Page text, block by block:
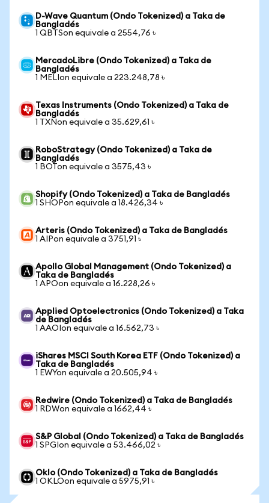
D-Wave Quantum (Ondo Tokenized) a Taka de
Bangladés
1 QBTSon equivale a 2554,76 ৳
MercadoLibre (Ondo Tokenized) a Taka de
Bangladés
1 MELIon equivale a 223.248,78 ৳
Texas Instruments (Ondo Tokenized) a Taka de
Bangladés
1 TXNon equivale a 35.629,61 ৳
RoboStrategy (Ondo Tokenized) a Taka de
Bangladés
1 BOTon equivale a 3575,43 ৳
Shopify (Ondo Tokenized) a Taka de Bangladés
1 SHOPon equivale a 18.426,34 ৳
Arteris (Ondo Tokenized) a Taka de Bangladés
1 AIPon equivale a 3751,91 ৳
Apollo Global Management (Ondo Tokenized) a
Taka de Bangladés
1 APOon equivale a 16.228,26 ৳
Applied Optoelectronics (Ondo Tokenized) a Taka
de Bangladés
1 AAOIon equivale a 16.562,73 ৳
iShares MSCI South Korea ETF (Ondo Tokenized) a
Taka de Bangladés
1 EWYon equivale a 20.505,94 ৳
Redwire (Ondo Tokenized) a Taka de Bangladés
1 RDWon equivale a 1662,44 ৳
S&P Global (Ondo Tokenized) a Taka de Bangladés
1 SPGIon equivale a 53.466,02 ৳
Oklo (Ondo Tokenized) a Taka de Bangladés
1 OKLOon equivale a 5975,91 ৳